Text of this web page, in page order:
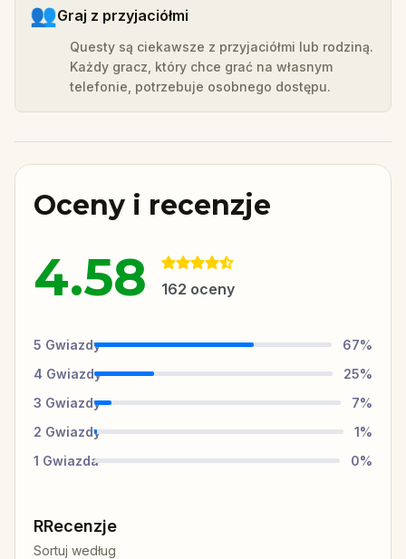
👥Graj z przyjaciółmi
Questy są ciekawsze z przyjaciółmi lub rodziną.
Każdy gracz, który chce grać na własnym
telefonie, potrzebuje osobnego dostępu.
Oceny i recenzje
4.58 162 oceny
5 Gwiazdy 67%
4 Gwiazdy 25%
3 Gwiazdy 7%
2 Gwiazdy 1%
1 Gwiazda 0%
RRecenzje
Sortuj według